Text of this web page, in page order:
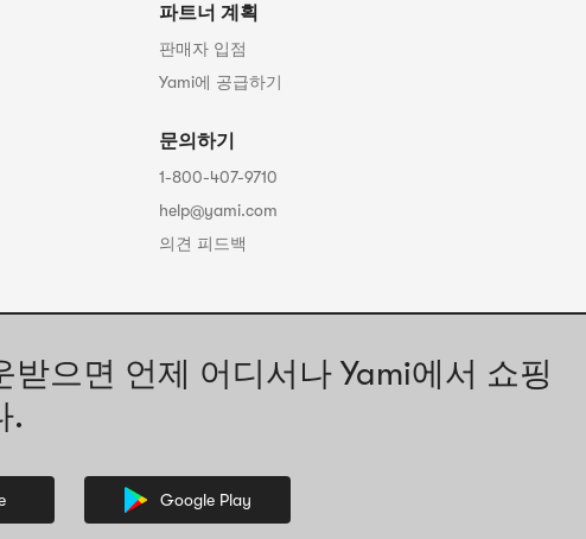
파트너 계획
판매자 입점
Yami에 공급하기
문의하기
1-800-407-9710
help@yami.com
의견 피드백
받으면 언제 어디서나 Yami에서 쇼핑
.
Google Play